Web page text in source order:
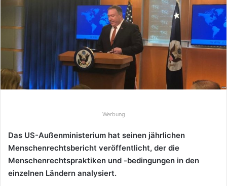
e
E
i
l
Werbung
Das US-Außenministerium hat seinen jährlichen
Menschenrechtsbericht veröffentlicht, der die
Menschenrechtspraktiken und -bedingungen in den
einzelnen Ländern analysiert.